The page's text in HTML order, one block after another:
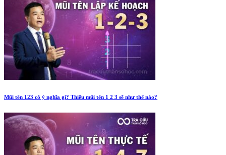
Mũi tên 123 có ý nghĩa gì? Thiếu mũi tên 1 2 3 sẽ như thế nào?